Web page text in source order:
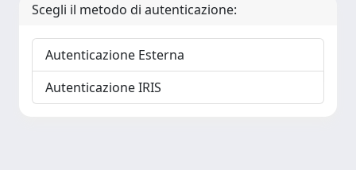
Scegli il metodo di autenticazione:
Autenticazione Esterna
Autenticazione IRIS